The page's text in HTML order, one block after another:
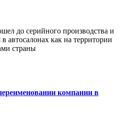
до серийного производства и
автосалонах как на территории
страны
компании в